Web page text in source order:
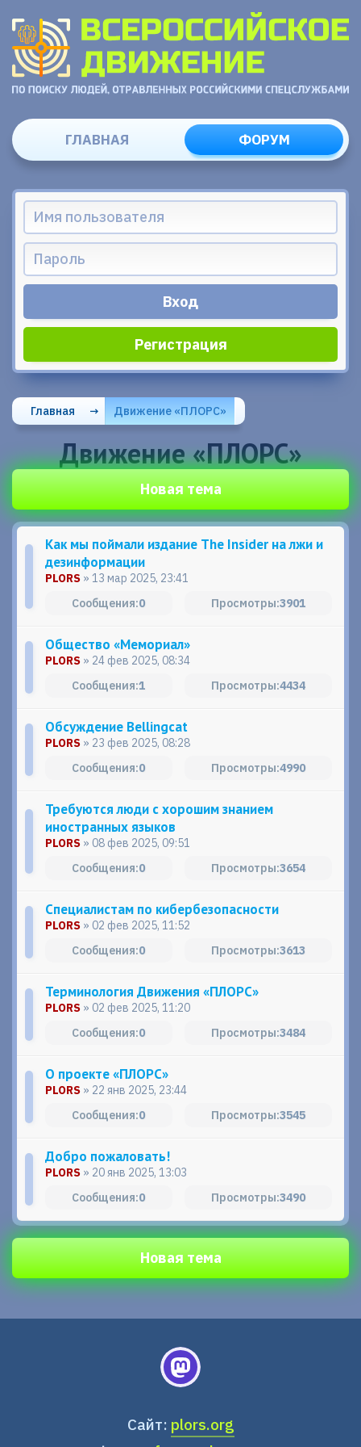
ГЛАВНАЯ ФОРУМ
Регистрация
Главная → Движение «ПЛОРС»
Движение «ПЛОРС»
Новая тема
Как мы поймали издание The Insider на лжи и
дезинформации
PLORS » 13 мар 2025, 23:41
0
3901
Общество «Мемориал»
PLORS » 24 фев 2025, 08:34
1
4434
Обсуждение Bellingcat
PLORS » 23 фев 2025, 08:28
0
4990
Требуются люди с хорошим знанием
иностранных языков
PLORS » 08 фев 2025, 09:51
0
3654
Специалистам по кибербезопасности
PLORS » 02 фев 2025, 11:52
0
3613
Терминология Движения «ПЛОРС»
PLORS » 02 фев 2025, 11:20
0
3484
О проекте «ПЛОРС»
PLORS » 22 янв 2025, 23:44
0
3545
Добро пожаловать!
PLORS » 20 янв 2025, 13:03
0
3490
Новая тема
Сайт: plors.org